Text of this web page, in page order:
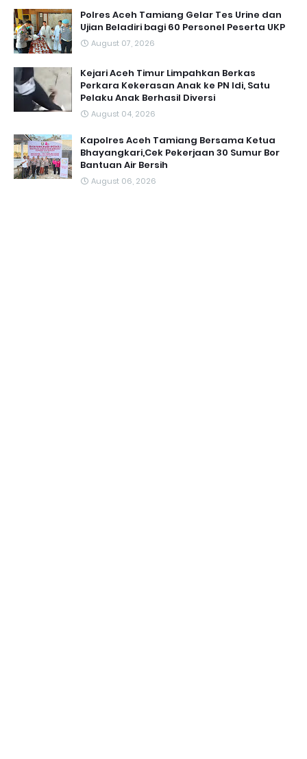
Polres Aceh Tamiang Gelar Tes Urine dan
Ujian Beladiri bagi 60 Personel Peserta UKP
August 07, 2026
Kejari Aceh Timur Limpahkan Berkas
Perkara Kekerasan Anak ke PN Idi, Satu
Pelaku Anak Berhasil Diversi
August 04, 2026
Kapolres Aceh Tamiang Bersama Ketua
Bhayangkari,Cek Pekerjaan 30 Sumur Bor
Bantuan Air Bersih
August 06, 2026